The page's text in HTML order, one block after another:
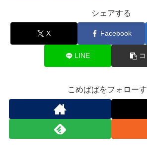
シェアする
X Facebook
LINE
こめぱぱをフォロー